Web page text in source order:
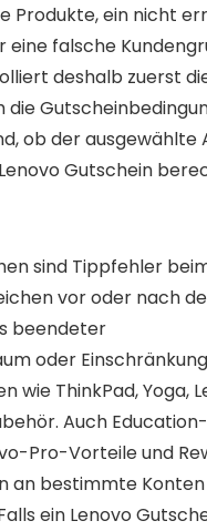
Produkte, ein nicht
eine falsche
deshalb zuerst
die
ob der ausgewählte
Gutschein
sind Tippfehler
vor oder nach
beendeter
oder
wie ThinkPad, Yoga,
Auch Education-
Pro-Vorteile und
an bestimmte Konten
ein Lenovo